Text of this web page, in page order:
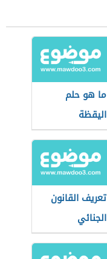
ما هو حلم
اليقظة
تعريف القانون
الجنائي